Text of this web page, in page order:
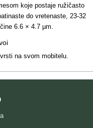
koje postaje ružičasto
do vretenaste, 23-32
6.6 × 4.7 µm.
na svom mobitelu.